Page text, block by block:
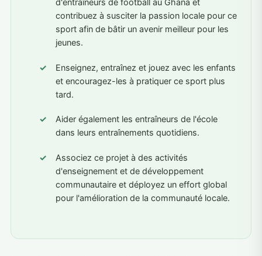
d'entraîneurs de football au Ghana et
contribuez à susciter la passion locale pour ce
sport afin de bâtir un avenir meilleur pour les
jeunes.
Enseignez, entraînez et jouez avec les enfants
et encouragez-les à pratiquer ce sport plus
tard.
Aider également les entraîneurs de l'école
dans leurs entraînements quotidiens.
Associez ce projet à des activités
d'enseignement et de développement
communautaire et déployez un effort global
pour l'amélioration de la communauté locale.